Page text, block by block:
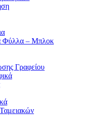
Φύλλα – Μπλοκ
Γραφείου